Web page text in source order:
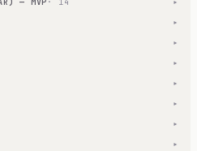
▾
▾
▾
▾
▾
▾
▾
▾